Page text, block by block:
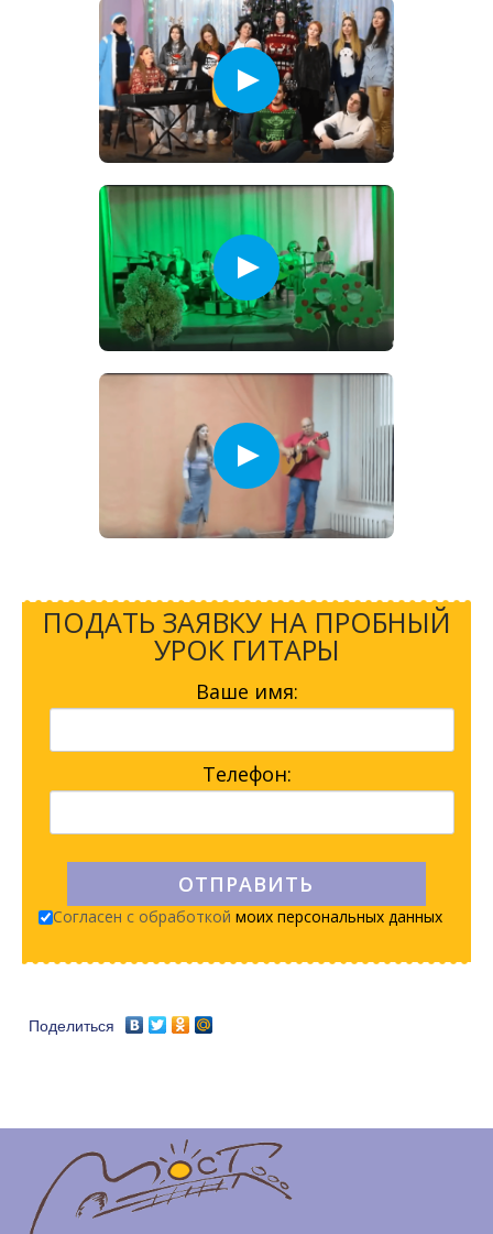
ПОДАТЬ ЗАЯВКУ НА ПРОБНЫЙ
УРОК ГИТАРЫ
Ваше имя:
Телефон:
Согласен с обработкой моих персональных данных
Поделиться